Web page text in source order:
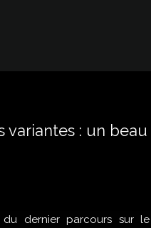
variantes : un beau
du dernier parcours sur le